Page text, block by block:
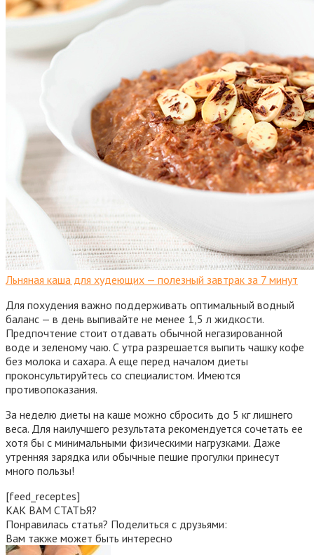
Льняная каша для худеющих — полезный завтрак за 7 минут
Для похудения важно поддерживать оптимальный водный
баланс — в день выпивайте не менее 1,5 л жидкости.
Предпочтение стоит отдавать обычной негазированной
воде и зеленому чаю. С утра разрешается выпить чашку кофе
без молока и сахара. А еще перед началом диеты
проконсультируйтесь со специалистом. Имеются
противопоказания.
За неделю диеты на каше можно сбросить до 5 кг лишнего
веса. Для наилучшего результата рекомендуется сочетать ее
хотя бы с минимальными физическими нагрузками. Даже
утренняя зарядка или обычные пешие прогулки принесут
много пользы!
[feed_receptes]
КАК ВАМ СТАТЬЯ?
Понравилась статья? Поделиться с друзьями:
Вам также может быть интересно